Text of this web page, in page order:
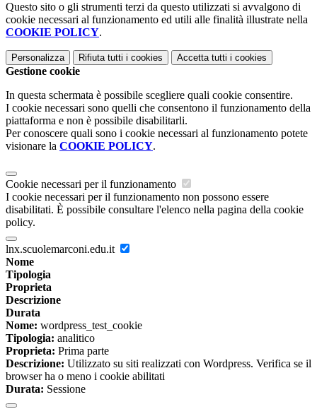
Questo sito o gli strumenti terzi da questo utilizzati si avvalgono di
cookie necessari al funzionamento ed utili alle finalità illustrate nella
COOKIE POLICY.
Personalizza Rifiuta tutti i cookies Accetta tutti i cookies
Gestione cookie
In questa schermata è possibile scegliere quali cookie consentire.
I cookie necessari sono quelli che consentono il funzionamento della
piattaforma e non è possibile disabilitarli.
Per conoscere quali sono i cookie necessari al funzionamento potete
visionare la COOKIE POLICY.
Cookie necessari per il funzionamento
I cookie necessari per il funzionamento non possono essere
disabilitati. È possibile consultare l'elenco nella pagina della cookie
policy.
lnx.scuolemarconi.edu.it
Nome
Tipologia
Proprieta
Descrizione
Durata
Nome: wordpress_test_cookie
Tipologia: analitico
Proprieta: Prima parte
Descrizione: Utilizzato su siti realizzati con Wordpress. Verifica se il
browser ha o meno i cookie abilitati
Durata: Sessione